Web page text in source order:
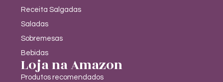
Receita Salgadas
Saladas
Sobremesas
Bebidas
Loja na Amazon
Produtos recomendados